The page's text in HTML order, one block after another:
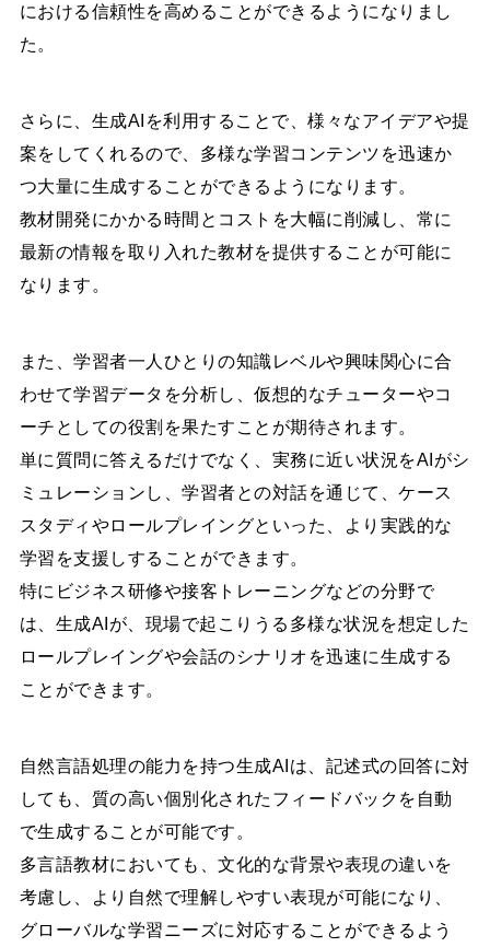
における信頼性を高めることができるようになりまし
た。
さらに、生成AIを利用することで、様々なアイデアや提
案をしてくれるので、多様な学習コンテンツを迅速か
つ大量に生成することができるようになります。
教材開発にかかる時間とコストを大幅に削減し、常に
最新の情報を取り入れた教材を提供することが可能に
なります。
また、学習者一人ひとりの知識レベルや興味関心に合
わせて学習データを分析し、仮想的なチューターやコ
ーチとしての役割を果たすことが期待されます。
単に質問に答えるだけでなく、実務に近い状況をAIがシ
ミュレーションし、学習者との対話を通じて、ケース
スタディやロールプレイングといった、より実践的な
学習を支援しすることができます。
特にビジネス研修や接客トレーニングなどの分野で
は、生成AIが、現場で起こりうる多様な状況を想定した
ロールプレイングや会話のシナリオを迅速に生成する
ことができます。
自然言語処理の能力を持つ生成AIは、記述式の回答に対
しても、質の高い個別化されたフィードバックを自動
で生成することが可能です。
多言語教材においても、文化的な背景や表現の違いを
考慮し、より自然で理解しやすい表現が可能になり、
グローバルな学習ニーズに対応することができるよう